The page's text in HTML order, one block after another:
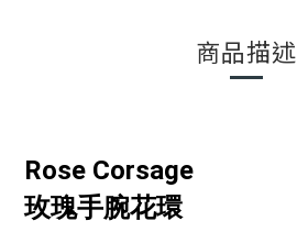
商品描述
Rose Corsage
玫瑰手腕花環